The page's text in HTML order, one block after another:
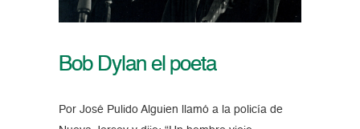
Bob Dylan el poeta
Por José Pulido Alguien llamó a la policía de